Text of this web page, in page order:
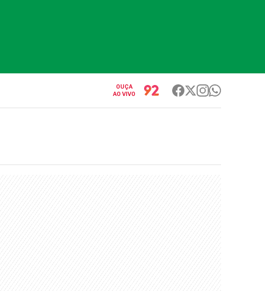
OUÇA
AO VIVO